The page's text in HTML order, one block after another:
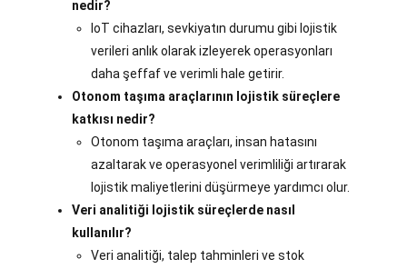
nedir?
IoT cihazları, sevkiyatın durumu gibi lojistik
verileri anlık olarak izleyerek operasyonları
daha şeffaf ve verimli hale getirir.
Otonom taşıma araçlarının lojistik süreçlere
katkısı nedir?
Otonom taşıma araçları, insan hatasını
azaltarak ve operasyonel verimliliği artırarak
lojistik maliyetlerini düşürmeye yardımcı olur.
Veri analitiği lojistik süreçlerde nasıl
kullanılır?
Veri analitiği, talep tahminleri ve stok